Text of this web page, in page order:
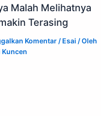
Malah Melihatnya
Terasing
Komentar / Esai / Oleh
Kuncen